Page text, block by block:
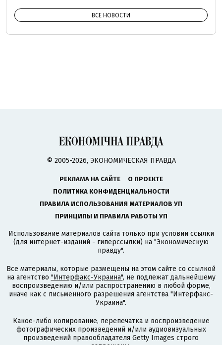
ВСЕ НОВОСТИ
© 2005-2026, ЭКОНОМИЧЕСКАЯ ПРАВДА
РЕКЛАМА НА САЙТЕ
О ПРОЕКТЕ
ПОЛИТИКА КОНФИДЕНЦИАЛЬНОСТИ
ПРАВИЛА ИСПОЛЬЗОВАНИЯ МАТЕРИАЛОВ УП
ПРИНЦИПЫ И ПРАВИЛА РАБОТЫ УП
Использование материалов сайта только при условии ссылки
(для интернет-изданий - гиперссылки) на "Экономическую
правду".
Все материалы, которые размещены на этом сайте со ссылкой
на агентство "Интерфакс-Украина", не подлежат дальнейшему
воспроизведению и/или распространению в любой форме,
иначе как с письменного разрешения агентства "Интерфакс-
Украина".
Какое-либо копирование, перепечатка и воспроизведение
фотографических произведений и/или аудиовизуальных
произведений правообладателя Getty Images строго